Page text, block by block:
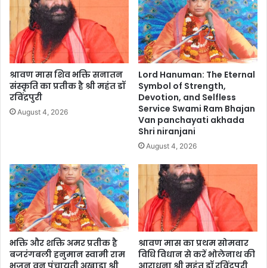
श्रावण मास शिव भक्ति सनातन
संस्कृति का प्रतीक है श्री महंत डॉ
रविंद्रपुरी
August 4, 2026
Lord Hanuman: The Eternal
Symbol of Strength,
Devotion, and Selfless
Service Swami Ram Bhajan
Van panchayati akhada
Shri niranjani
August 4, 2026
भक्ति और शक्ति अमर प्रतीक है
बजरंगबली हनुमान स्वामी राम
भजन वन पंचायती अखाड़ा श्री
श्रावण मास का प्रथम सोमवार
विधि विधान से करें भोलेनाथ की
आराधना श्री महंत डॉ रविंद्रपुरी